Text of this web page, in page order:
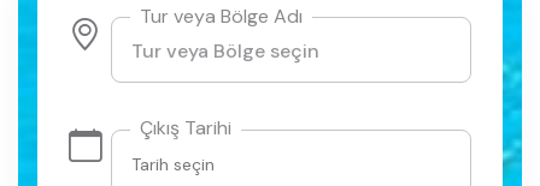
Tur veya Bölge Adı
Çıkış Tarihi